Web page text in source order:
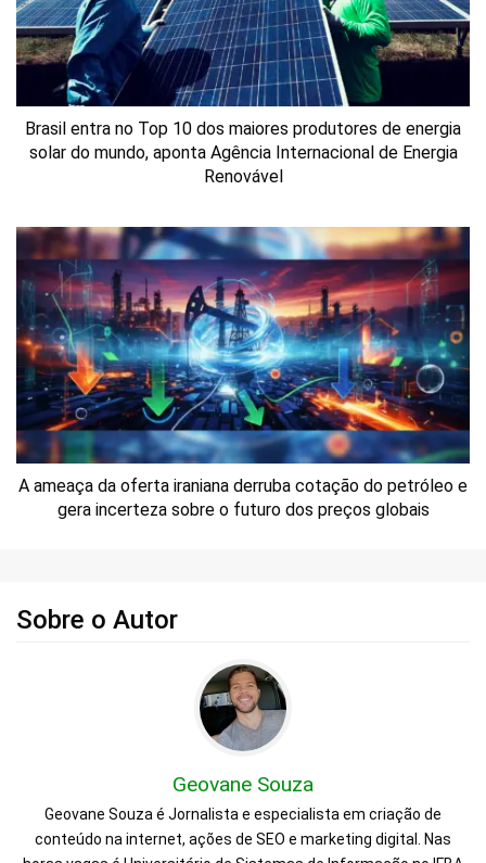
Brasil entra no Top 10 dos maiores produtores de energia
solar do mundo, aponta Agência Internacional de Energia
Renovável
A ameaça da oferta iraniana derruba cotação do petróleo e
gera incerteza sobre o futuro dos preços globais
Sobre o Autor
Geovane Souza
Geovane Souza é Jornalista e especialista em criação de
conteúdo na internet, ações de SEO e marketing digital. Nas